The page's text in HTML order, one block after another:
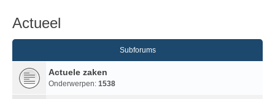
Actueel
Subforums
Actuele zaken
Onderwerpen: 1538